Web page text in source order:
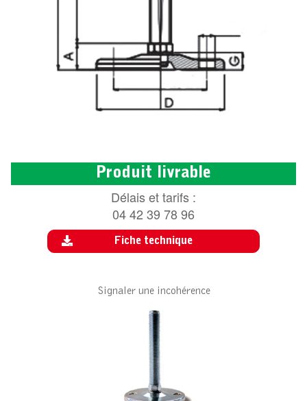
Produit livrable
Délais et tarifs :
04 42 39 78 96
Fiche technique
Signaler une incohérence